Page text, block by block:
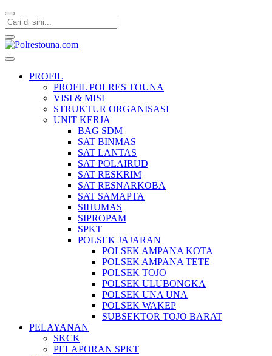
PROFIL
PROFIL POLRES TOUNA
VISI & MISI
STRUKTUR ORGANISASI
UNIT KERJA
BAG SDM
SAT BINMAS
SAT LANTAS
SAT POLAIRUD
SAT RESKRIM
SAT RESNARKOBA
SAT SAMAPTA
SIHUMAS
SIPROPAM
SPKT
POLSEK JAJARAN
POLSEK AMPANA KOTA
POLSEK AMPANA TETE
POLSEK TOJO
POLSEK ULUBONGKA
POLSEK UNA UNA
POLSEK WAKEP
SUBSEKTOR TOJO BARAT
PELAYANAN
SKCK
PELAPORAN SPKT